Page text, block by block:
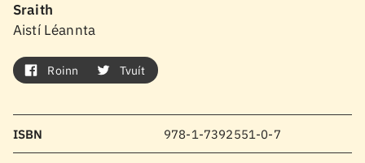
Sraith
Aistí Léannta
Roinn Tvuít
ISBN 978-1-7392551-0-7